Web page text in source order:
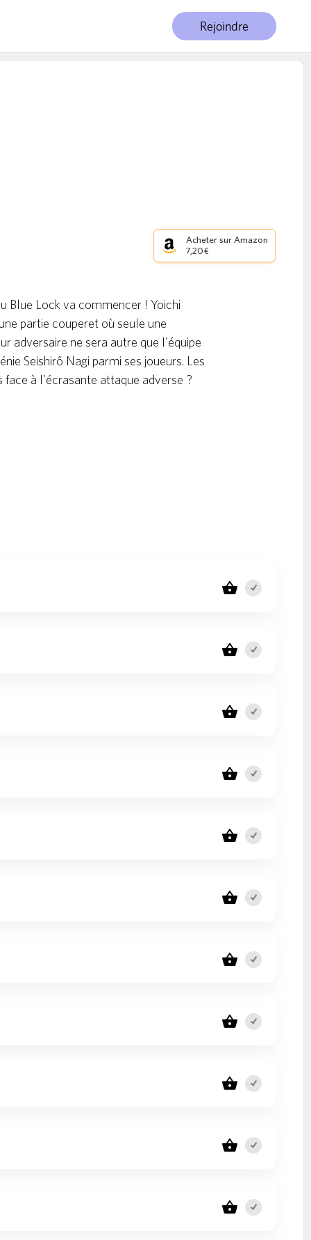
Rejoindre
Acheter sur Amazon
7,20 €
Blue Lock va commencer ! Yoichi
partie couperet où seule une
adversaire ne sera autre que l'équipe
Seishirô Nagi parmi ses joueurs. Les
à l'écrasante attaque adverse ?